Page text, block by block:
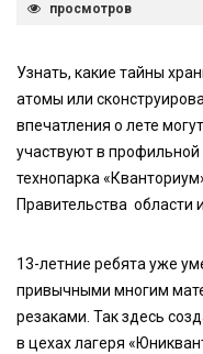
просмотров
Узнать, какие тайны
атомы или
впечатления о лете
участвуют в
технопарка
Правительства области
13-летние ребята уже
привычными многим
резаками. Так здесь
в цехах лагеря